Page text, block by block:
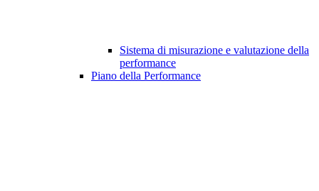
Sistema di misurazione e valutazione della
performance
Piano della Performance